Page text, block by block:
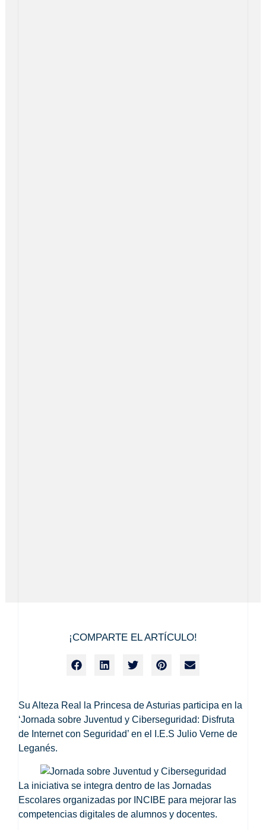
¡COMPARTE EL ARTÍCULO!
Su Alteza Real la Princesa de Asturias participa en la
‘Jornada sobre Juventud y Ciberseguridad: Disfruta
de Internet con Seguridad’ en el I.E.S Julio Verne de
Leganés.
La iniciativa se integra dentro de las Jornadas
Escolares organizadas por INCIBE para mejorar las
competencias digitales de alumnos y docentes.